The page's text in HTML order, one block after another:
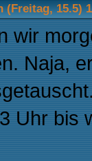
(Freitag, 15.5)
wir
Naja,
Uhr bis